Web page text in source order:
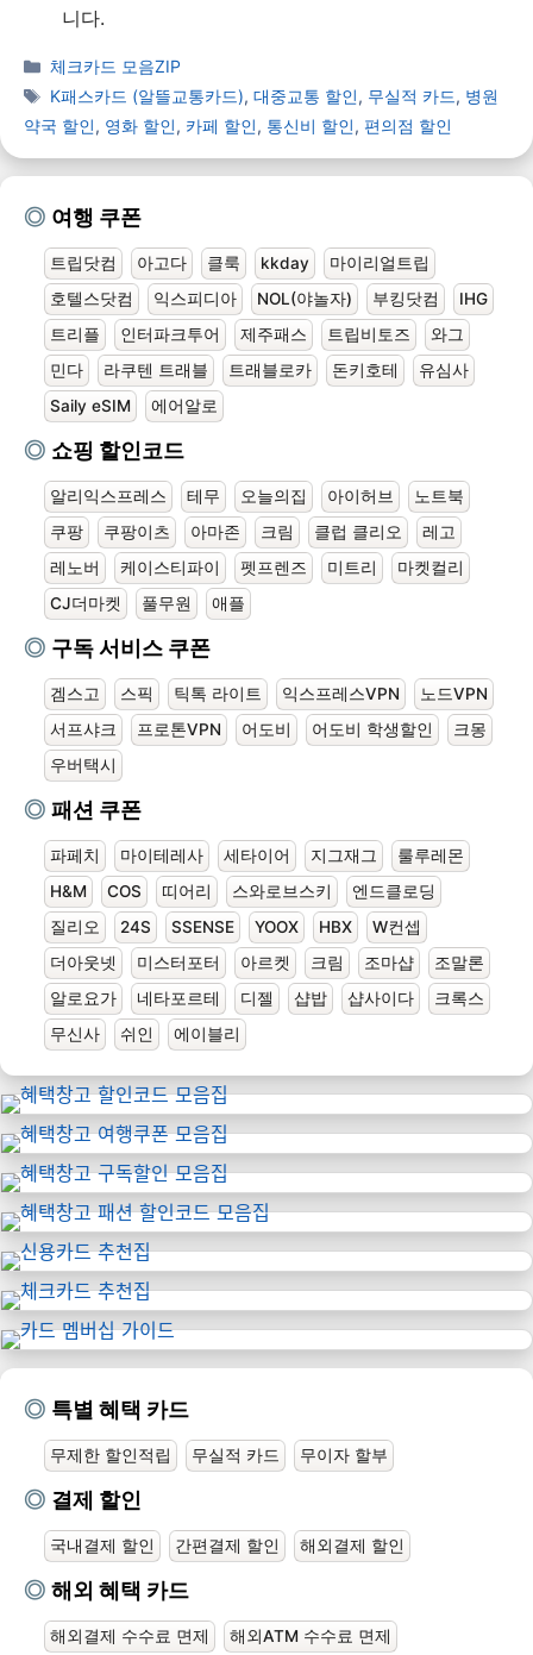
니다.
체크카드 모음ZIP
K패스카드 (알뜰교통카드),대중교통 할인, 무실적 카드, 병원
약국 할인, 영화 할인, 카페 할인, 통신비 할인, 편의점 할인
여행 쿠폰
트립닷컴 아고다 클룩 kkday
마이리얼트립
호텔스닷컴
익스피디아 NOL(야놀자) 부킹닷컴
IHG
트리플
인터파크투어 제주패스 트립비토즈
와그
민다
라쿠텐 트래블 트래블로카 돈키호테
유심사
Saily eSIM
에어알로
쇼핑 할인코드
알리익스프레스 테무 오늘의집 아이허브
노트북
쿠팡
쿠팡이츠 아마존 크림 클럽 클리오
레고
레노버
케이스티파이 펫프렌즈 미트리
마켓컬리
CJ더마켓
풀무원 애플
구독 서비스 쿠폰
겜스고 스픽 틱톡 라이트 익스프레스VPN
노드VPN
서프샤크
프로톤VPN 어도비 어도비 학생할인
크몽
우버택시
패션 쿠폰
파페치 마이테레사 세타이어 지그재그
룰루레몬
H&M
COS 띠어리 스와로브스키
엔드클로딩
질리오
24S SSENSE YOOX HBX
W컨셉
더아웃넷
미스터포터 아르켓 크림 조마샵
조말론
알로요가
네타포르테 디젤 샵밥 샵사이다
크록스
무신사
쉬인 에이블리
특별 혜택 카드
무제한 할인적립 무실적 카드 무이자 할부
결제 할인
국내결제 할인 간편결제 할인 해외결제 할인
해외 혜택 카드
해외결제 수수료 면제 해외ATM 수수료 면제